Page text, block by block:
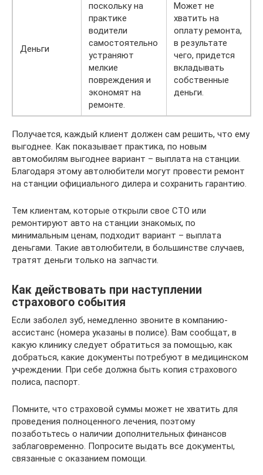
Деньги
поскольку на
практике
водители
самостоятельно
устраняют
мелкие
повреждения и
экономят на
ремонте.
Может не
хватить на
оплату ремонта,
в результате
чего, придется
вкладывать
собственные
деньги.
Получается, каждый клиент должен сам решить, что ему
выгоднее. Как показывает практика, по новым
автомобилям выгоднее вариант – выплата на станции.
Благодаря этому автолюбители могут провести ремонт
на станции официального дилера и сохранить гарантию.
Тем клиентам, которые открыли свое СТО или
ремонтируют авто на станции знакомых, по
минимальным ценам, подходит вариант – выплата
деньгами. Такие автолюбители, в большинстве случаев,
тратят деньги только на запчасти.
Как действовать при наступлении
страхового события
Если заболел зуб, немедленно звоните в компанию-
ассистанс (номера указаны в полисе). Вам сообщат, в
какую клинику следует обратиться за помощью, как
добраться, какие документы потребуют в медицинском
учреждении. При себе должна быть копия страхового
полиса, паспорт.
Помните, что страховой суммы может не хватить для
проведения полноценного лечения, поэтому
позаботьтесь о наличии дополнительных финансов
заблаговременно. Попросите выдать все документы,
связанные с оказанием помощи.